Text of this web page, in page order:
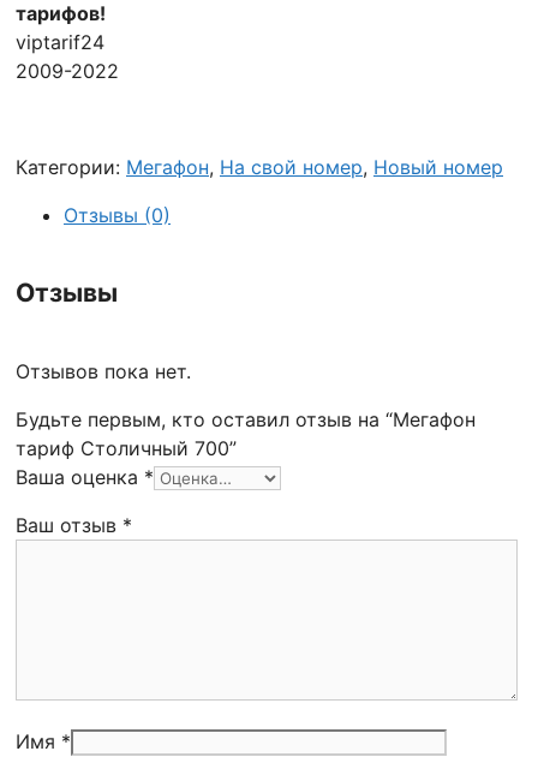
тарифов!
viptarif24
2009-2022
Категории: Мегафон, На свой номер, Новый номер
Отзывы (0)
Отзывы
Отзывов пока нет.
Будьте первым, кто оставил отзыв на “Мегафон
тариф Столичный 700”
Ваша оценка *
Ваш отзыв *
Имя *